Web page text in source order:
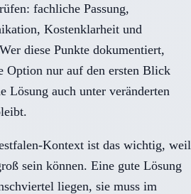
fachliche Passung,
Kostenklarheit und
diese Punkte dokumentiert,
Option nur auf den ersten Blick
Lösung auch unter veränderten
Kontext ist das wichtig, weil
sein können. Eine gute Lösung
liegen, sie muss im